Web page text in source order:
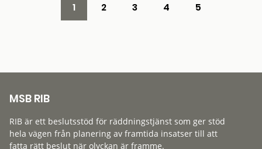
1 2 3 4 5
MSB RIB
RIB är ett beslutsstöd för räddningstjänst som ger stöd
hela vägen från planering av framtida insatser till att
fatta rätt beslut när olyckan är framme.